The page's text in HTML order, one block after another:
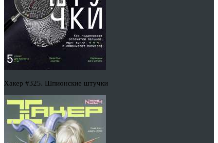
Хакер #325. Шпионские штучки